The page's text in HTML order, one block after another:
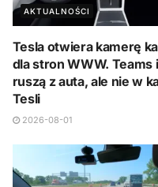
AKTUALNOŚCI
Tesla otwiera kamerę
dla stron WWW. Teams
ruszą z auta, ale nie w
Tesli
2026-08-01